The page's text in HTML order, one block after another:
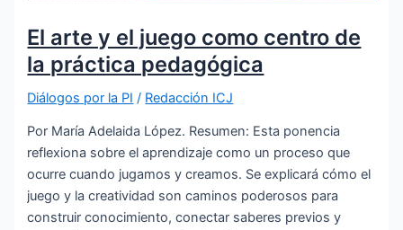
El arte y el juego como centro de
la práctica pedagógica
Diálogos por la PI / Redacción ICJ
Por María Adelaida López. Resumen: Esta ponencia
reflexiona sobre el aprendizaje como un proceso que
ocurre cuando jugamos y creamos. Se explicará cómo el
juego y la creatividad son caminos poderosos para
construir conocimiento, conectar saberes previos y